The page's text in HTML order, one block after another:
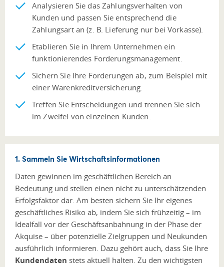
Analysieren Sie das Zahlungsverhalten von
Kunden und passen Sie entsprechend die
Zahlungsart an (z. B. Lieferung nur bei Vorkasse).
Etablieren Sie in Ihrem Unternehmen ein
funktionierendes Forderungsmanagement.
Sichern Sie Ihre Forderungen ab, zum Beispiel mit
einer Warenkreditversicherung.
Treffen Sie Entscheidungen und trennen Sie sich
im Zweifel von einzelnen Kunden.
1. Sammeln Sie Wirtschaftsinformationen
Daten gewinnen im geschäftlichen Bereich an
Bedeutung und stellen einen nicht zu unterschätzenden
Erfolgsfaktor dar. Am besten sichern Sie Ihr eigenes
geschäftliches Risiko ab, indem Sie sich frühzeitig – im
Idealfall vor der Geschäftsanbahnung in der Phase der
Akquise – über potenzielle Zielgruppen und Neukunden
ausführlich informieren. Dazu gehört auch, dass Sie Ihre
Kundendaten stets aktuell halten. Zu den wichtigsten